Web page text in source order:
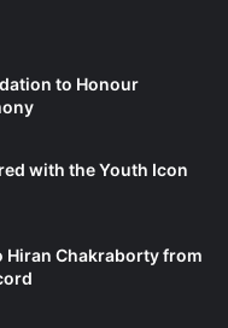
to Honour
with the Youth Icon
Chakraborty from